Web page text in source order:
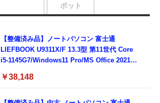
【整備済み品】ノートパソコン 富士通
LIEFBOOK U9311X/F 13.3型 第11世代 Core
i5-1145G7/Windows11 Pro/MS Office 2021搭
Type-C/360度回転対応/有線静音マウス付
￥38,148
ボット